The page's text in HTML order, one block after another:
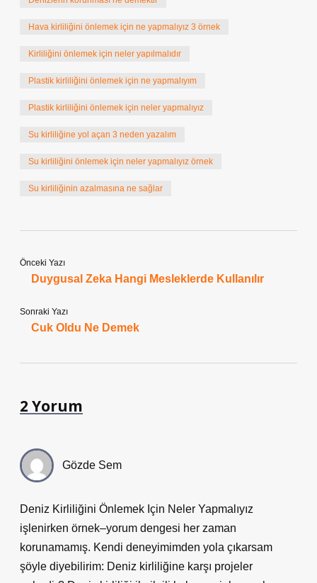
Hava kirliliğini önlemek için ne yapmalıyız 3 örnek
Kirliliğini önlemek için neler yapılmalıdır
Plastik kirliliğini önlemek için ne yapmalıyım
Plastik kirliliğini önlemek için neler yapmalıyız
Su kirliliğine yol açan 3 neden yazalım
Su kirliliğini önlemek için neler yapmalıyız örnek
Su kirliliğinin azalmasına ne sağlar
Önceki Yazı
Duygusal Zeka Hangi Mesleklerde Kullanılır
Sonraki Yazı
Cuk Oldu Ne Demek
2 Yorum
Gözde Sem
Deniz Kirliliğini Önlemek Için Neler Yapmalıyız
işlenirken örnek–yorum dengesi her zaman
korunamamış. Kendi deneyimimden yola çıkarsam
şöyle diyebilirim: Deniz kirliliğine karşı projeler